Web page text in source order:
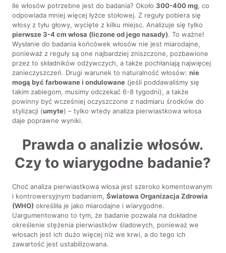
Ile włosów potrzebne jest do badania? Około300-400 mg, co
odpowiada mniej więcej łyżce stołowej. Z reguły pobiera się
włosy z tyłu głowy, wycięte z kilku miejsc. Analizuje się tylko
pierwsze 3-4 cm włosa (liczone od jego nasady). To ważne!
Wysłanie do badania końcówek włosów nie jest miarodajne,
ponieważ z reguły są one najbardziej zniszczone, pozbawione
przez to składników odżywczych, a także pochłaniają najwięcej
zanieczyszczeń. Drugi warunek to naturalność włosów:nie
mogą być farbowane i ondulowane (jeśli poddawaliśmy się
takim zabiegom, musimy odczekać 6-8 tygodni), a także
powinny być wcześniej oczyszczone z nadmiaru środków do
stylizacji (umyte) – tylko wtedy analiza pierwiastkowa włosa
daje poprawne wyniki.
Prawda o analizie włosów.
Czy to wiarygodne badanie?
Choć analiza pierwiastkowa włosa jest szeroko komentowanym
i kontrowersyjnym badaniem,Światowa Organizacja Zdrowia
(WHO) określiła je jako miarodajne i wiarygodne.
Uargumentowano to tym, że badanie pozwala na dokładne
określenie stężenia pierwiastków śladowych, ponieważ we
włosach jest ich dużo więcej niż we krwi, a do tego ich
zawartość jest ustabilizowana.